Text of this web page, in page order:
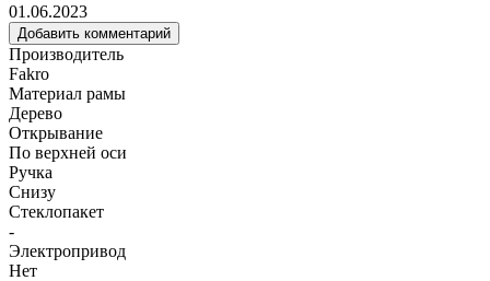
01.06.2023
Добавить комментарий
Производитель
Fakro
Материал рамы
Дерево
Открывание
По верхней оси
Ручка
Снизу
Стеклопакет
-
Электропривод
Нет